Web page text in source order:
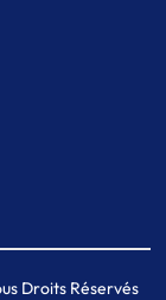
Droits Réservés